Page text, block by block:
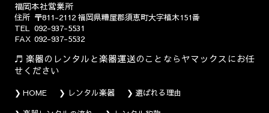
福岡本社営業所
住所 〒811-2112 福岡県糟屋郡須恵町大字植木151番
TEL 092-937-5531
FAX 092-937-5532
楽器のレンタルと楽器運送のことならヤマックスにお任
せください
HOME レンタル楽器
選ばれる理由